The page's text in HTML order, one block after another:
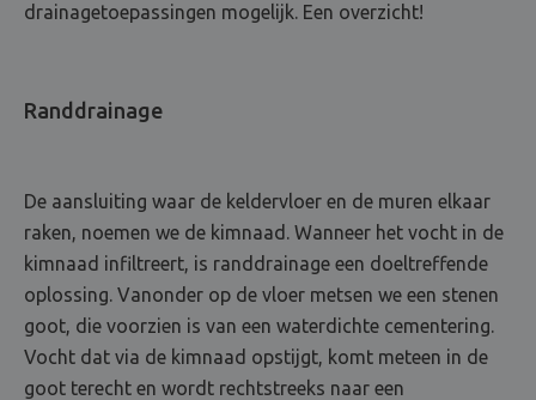
drainagetoepassingen mogelijk. Een overzicht!
Randdrainage
De aansluiting waar de keldervloer en de muren elkaar
raken, noemen we de kimnaad. Wanneer het vocht in de
kimnaad infiltreert, is randdrainage een doeltreffende
oplossing. Vanonder op de vloer metsen we een stenen
goot, die voorzien is van een waterdichte cementering.
Vocht dat via de kimnaad opstijgt, komt meteen in de
goot terecht en wordt rechtstreeks naar een